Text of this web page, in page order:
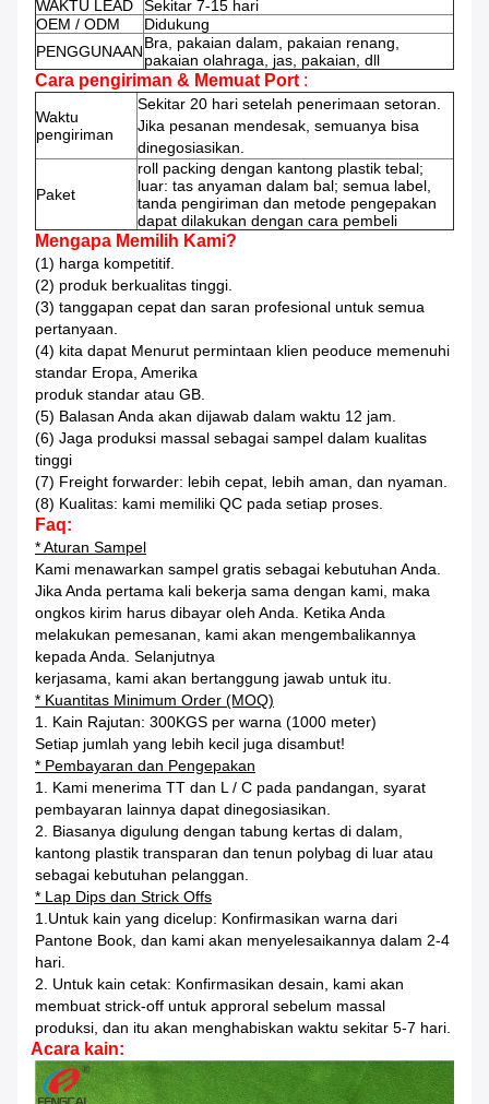
WAKTU LEAD
Sekitar 7-15 hari
OEM / ODM
Didukung
PENGGUNAANBra, pakaian dalam, pakaian renang,
pakaian olahraga, jas, pakaian, dll
Cara pengiriman & Memuat Port:
Waktu
pengiriman
Sekitar 20 hari setelah penerimaan setoran.
Jika pesanan mendesak, semuanya bisa
dinegosiasikan.
Paket
roll packing dengan kantong plastik tebal;
luar: tas anyaman dalam bal; semua label,
tanda pengiriman dan metode pengepakan
dapat dilakukan dengan cara pembeli
Mengapa Memilih Kami?
(1) harga kompetitif.
(2) produk berkualitas tinggi.
(3) tanggapan cepat dan saran profesional untuk semua
pertanyaan.
(4) kita dapat Menurut permintaan klien peoduce memenuhi
standar Eropa, Amerika
produk standar atau GB.
(5) Balasan Anda akan dijawab dalam waktu 12 jam.
(6) Jaga produksi massal sebagai sampel dalam kualitas
tinggi
(7) Freight forwarder: lebih cepat, lebih aman, dan nyaman.
(8) Kualitas: kami memiliki QC pada setiap proses.
Faq:
* Aturan Sampel
Kami menawarkan sampel gratis sebagai kebutuhan Anda.
Jika Anda pertama kali bekerja sama dengan kami, maka
ongkos kirim harus dibayar oleh Anda. Ketika Anda
melakukan pemesanan, kami akan mengembalikannya
kepada Anda. Selanjutnya
kerjasama, kami akan bertanggung jawab untuk itu.
* Kuantitas Minimum Order (MOQ)
1. Kain Rajutan: 300KGS per warna (1000 meter)
Setiap jumlah yang lebih kecil juga disambut!
* Pembayaran dan Pengepakan
1. Kami menerima TT dan L / C pada pandangan, syarat
pembayaran lainnya dapat dinegosiasikan.
2. Biasanya digulung dengan tabung kertas di dalam,
kantong plastik transparan dan tenun polybag di luar atau
sebagai kebutuhan pelanggan.
* Lap Dips dan Strick Offs
1.Untuk kain yang dicelup: Konfirmasikan warna dari
Pantone Book, dan kami akan menyelesaikannya dalam 2-4
hari.
2. Untuk kain cetak: Konfirmasikan desain, kami akan
membuat strick-off untuk approral sebelum massal
produksi, dan itu akan menghabiskan waktu sekitar 5-7 hari.
Acara kain: